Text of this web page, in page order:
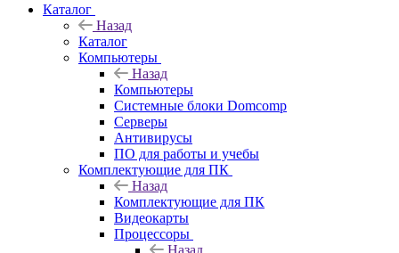
Каталог
Назад
Каталог
Компьютеры
Назад
Компьютеры
Системные блоки Domcomp
Серверы
Антивирусы
ПО для работы и учебы
Комплектующие для ПК
Назад
Комплектующие для ПК
Видеокарты
Процессоры
Назад